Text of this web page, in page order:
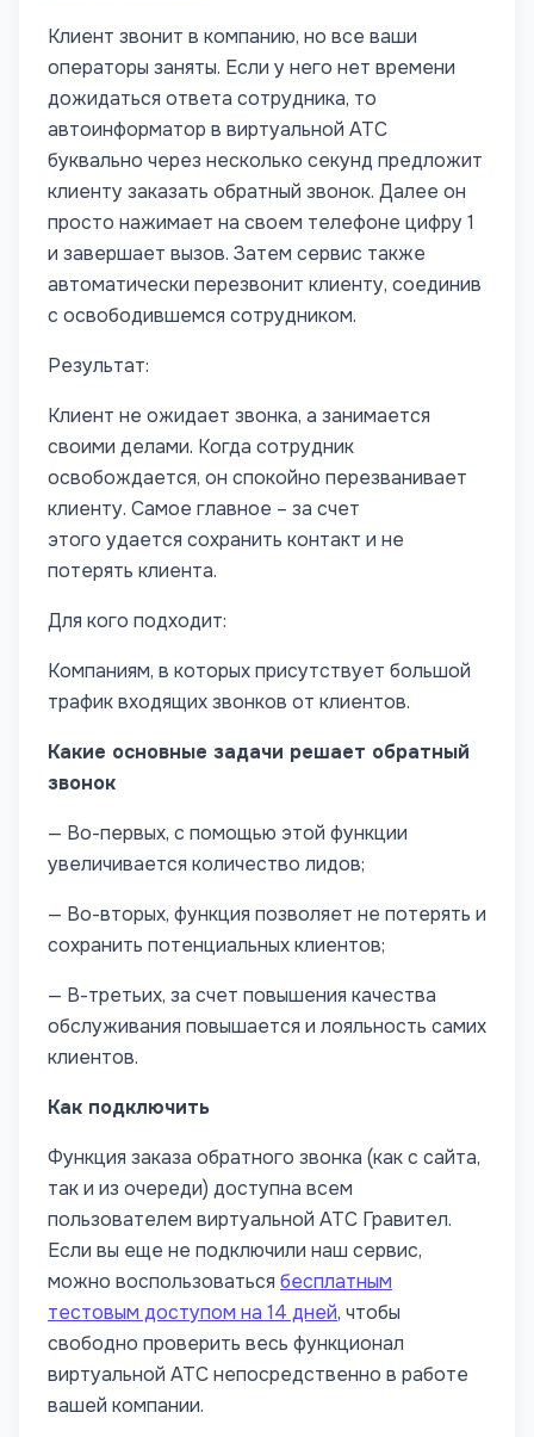
Клиент звонит в компанию, но все ваши
операторы заняты. Если у него нет времени
дожидаться ответа сотрудника, то
автоинформатор в виртуальной АТС
буквально через несколько секунд предложит
клиенту заказать обратный звонок. Далее он
просто нажимает на своем телефоне цифру 1
и завершает вызов. Затем сервис также
автоматически перезвонит клиенту, соединив
с освободившемся сотрудником.
Результат:
Клиент не ожидает звонка, а занимается
своими делами. Когда сотрудник
освобождается, он спокойно перезванивает
клиенту. Самое главное – за счет
этого удается сохранить контакт и не
потерять клиента.
Для кого подходит:
Компаниям, в которых присутствует большой
трафик входящих звонков от клиентов.
Какие основные задачи решает обратный
звонок
— Во-первых, с помощью этой функции
увеличивается количество лидов;
— Во-вторых, функция позволяет не потерять и
сохранить потенциальных клиентов;
— В-третьих, за счет повышения качества
обслуживания повышается и лояльность самих
клиентов.
Как подключить
Функция заказа обратного звонка (как с сайта,
так и из очереди) доступна всем
пользователем виртуальной АТС Гравител.
Если вы еще не подключили наш сервис,
можно воспользоваться бесплатным
тестовым доступом на 14 дней, чтобы
свободно проверить весь функционал
виртуальной АТС непосредственно в работе
вашей компании.